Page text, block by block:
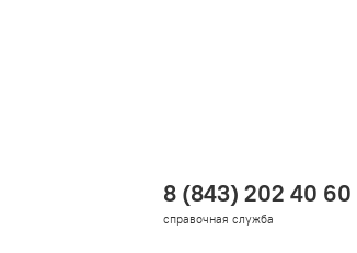
8 (843) 202 40 60
справочная служба